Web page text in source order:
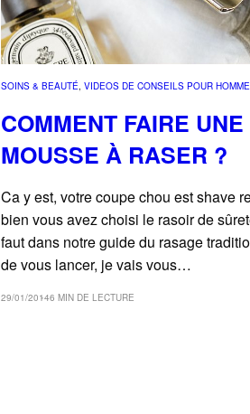
SOINS & BEAUTÉ VIDEOS DE CONSEILS POUR HOMME
COMMENT FAIRE
MOUSSE À RASER ?
Ca y est, votre coupe chou est shave
bien vous avez choisi le rasoir de
faut dans notre guide du rasage
de vous lancer, je vais vous…
29/01/20146 MIN DE LECTURE